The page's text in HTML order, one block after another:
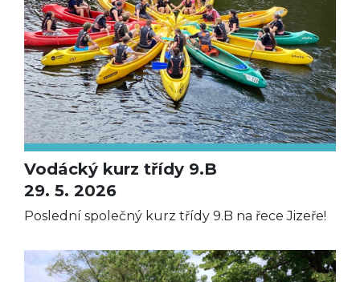
Vodácký kurz třídy 9.B
29. 5. 2026
Poslední společný kurz třídy 9.B na řece Jizeře!